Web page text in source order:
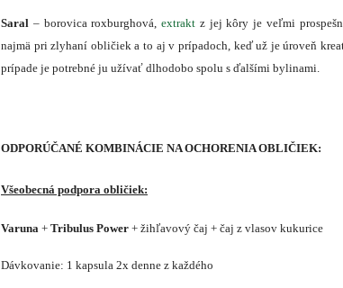
Saral – borovica roxburghová,extrakt z jej kôry je veľmi
najmä pri zlyhaní obličiek a to aj v prípadoch, keď už je úroveň
prípade je potrebné ju užívať dlhodobo spolu s ďalšími bylinami.
ODPORÚČANÉ KOMBINÁCIE NA OCHORENIA OBLIČIEK:
Všeobecná podpora obličiek:
Varuna + Tribulus Power + žihľavový čaj + čaj z vlasov kukurice
Dávkovanie: 1 kapsula 2x denne z každého